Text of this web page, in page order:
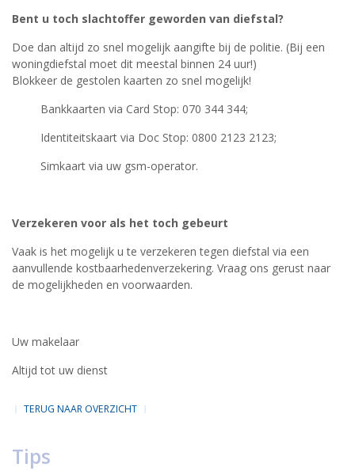
Bent u toch slachtoffer geworden van diefstal?
Doe dan altijd zo snel mogelijk aangifte bij de politie. (Bij een
woningdiefstal moet dit meestal binnen 24 uur!)
Blokkeer de gestolen kaarten zo snel mogelijk!
Bankkaarten via Card Stop: 070 344 344;
Identiteitskaart via Doc Stop: 0800 2123 2123;
Simkaart via uw gsm-operator.
Verzekeren voor als het toch gebeurt
Vaak is het mogelijk u te verzekeren tegen diefstal via een
aanvullende kostbaarhedenverzekering. Vraag ons gerust naar
de mogelijkheden en voorwaarden.
Uw makelaar
Altijd tot uw dienst
TERUG NAAR OVERZICHT
Tips